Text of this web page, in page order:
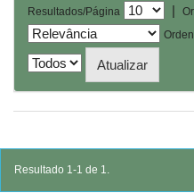
Resultados/Página |
Resultado 1-1 de 1.